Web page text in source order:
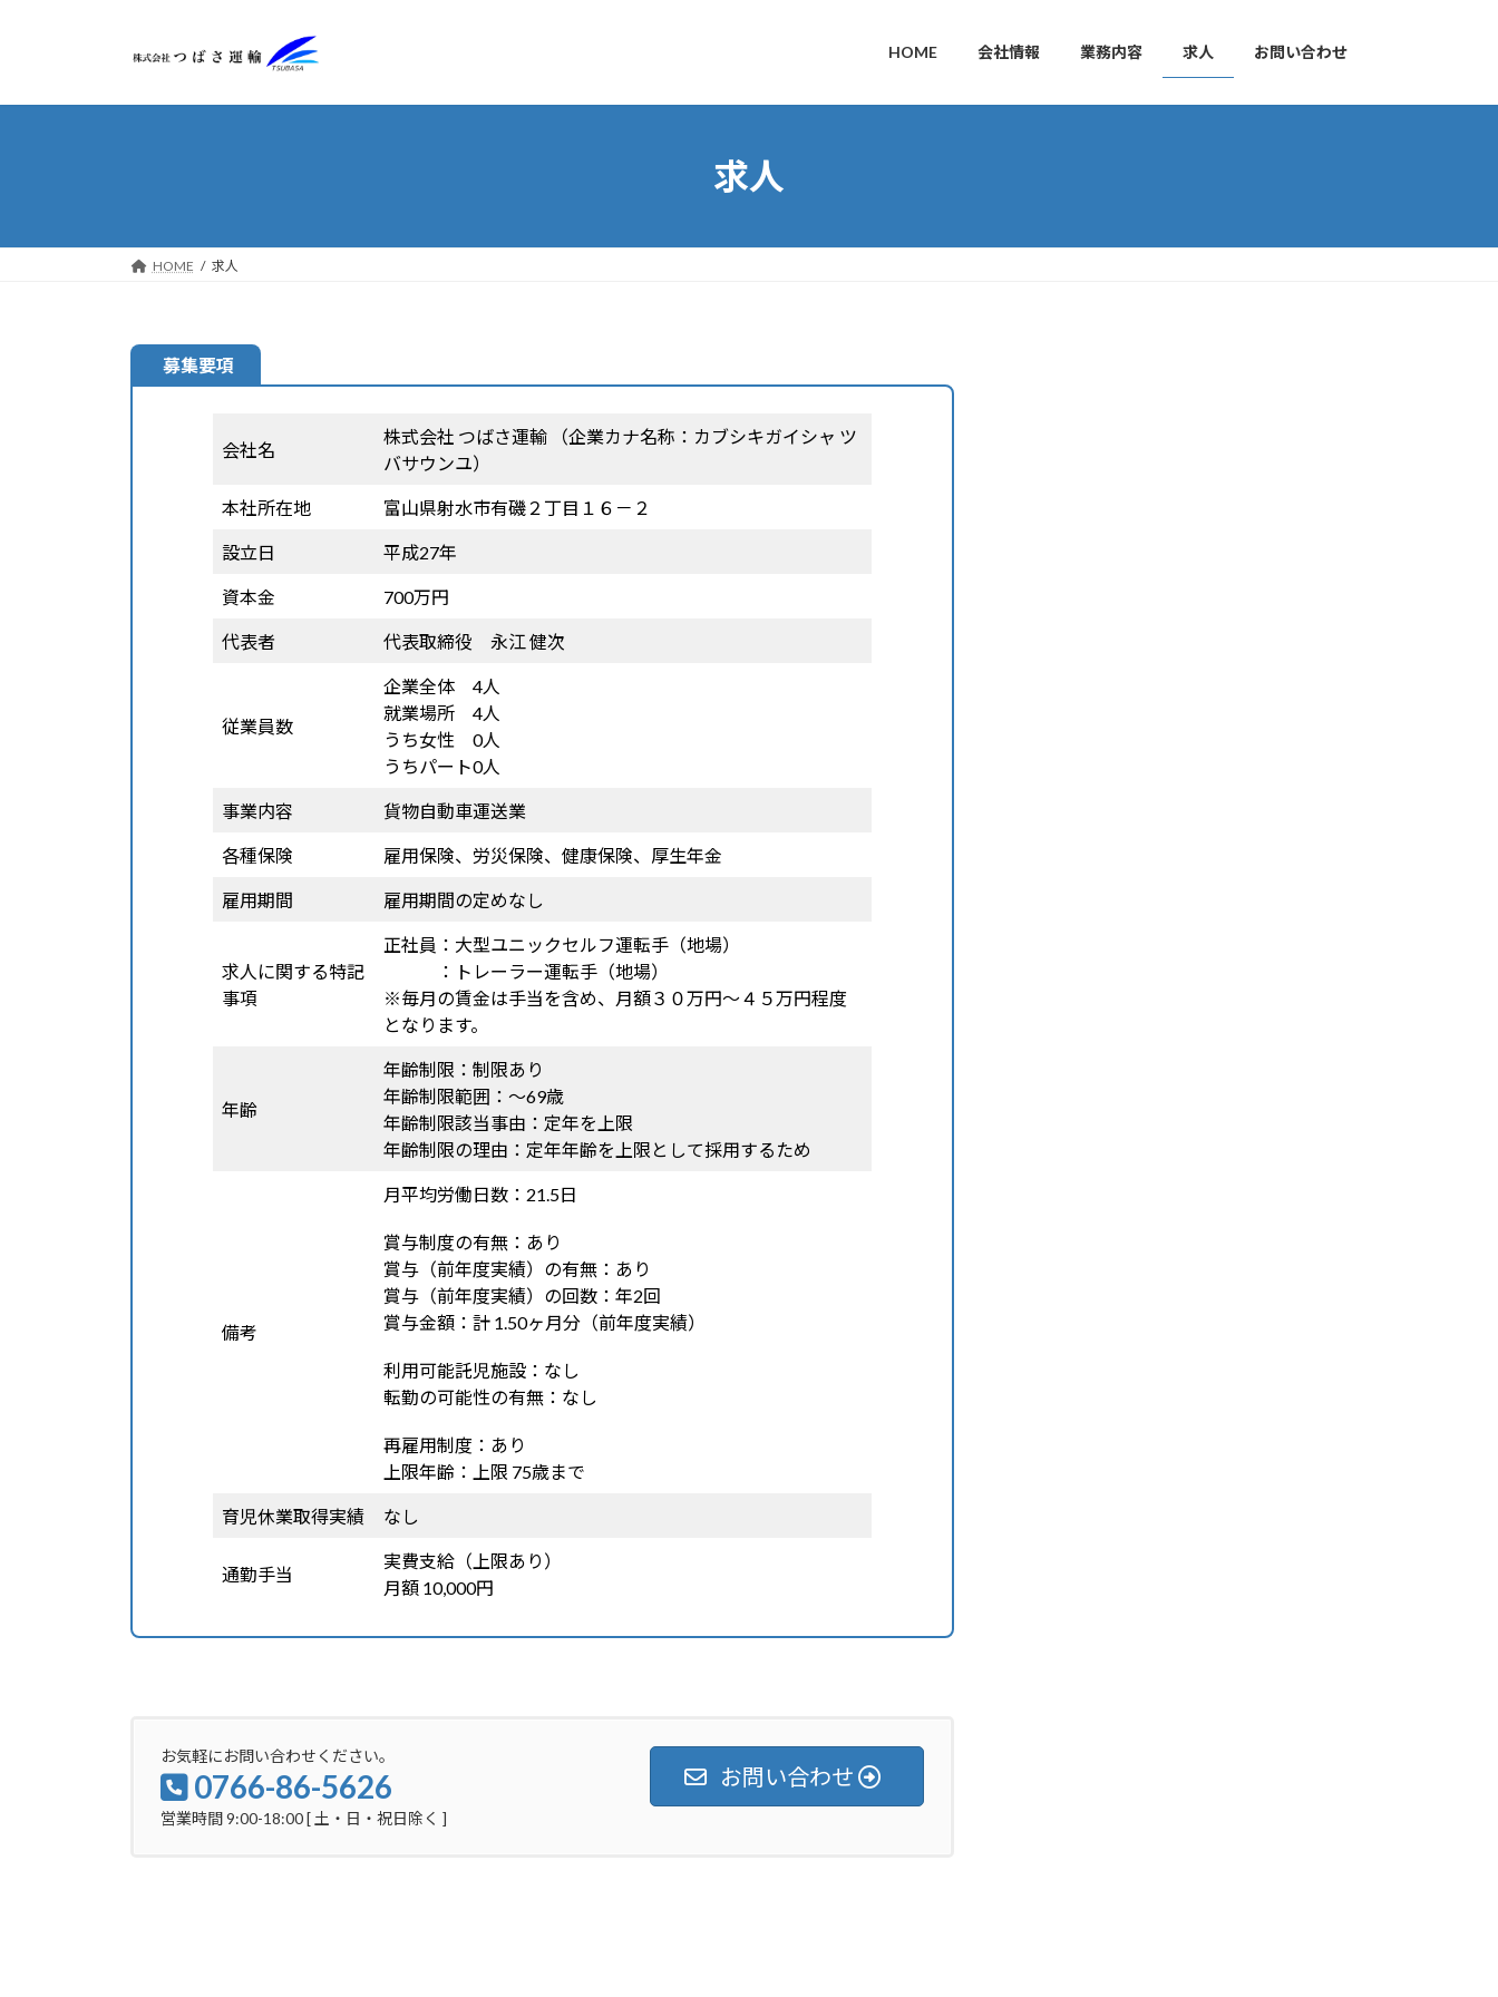
プ
動
HOME 会社情報 業務内容 求人 お問い合わせ
求人
HOME 求人
募集要項
会社名
株式会社 つばさ運輸 （企業カナ名称：カブシキガイシャ ツ
バサウンユ）
本社所在地 富山県射水市有磯２丁目１６－２
設立日 平成27年
資本金 700万円
代表者 代表取締役 永江 健次
従業員数
企業全体 4人
就業場所 4人
うち女性 0人
うちパート0人
事業内容 貨物自動車運送業
各種保険 雇用保険、労災保険、健康保険、厚生年金
雇用期間 雇用期間の定めなし
求人に関する特記
事項
正社員：大型ユニックセルフ運転手（地場）
：トレーラー運転手（地場）
※毎月の賃金は手当を含め、月額３０万円～４５万円程度
となります。
年齢
年齢制限：制限あり
年齢制限範囲：〜69歳
年齢制限該当事由：定年を上限
年齢制限の理由：定年年齢を上限として採用するため
備考
月平均労働日数：21.5日
賞与制度の有無：あり
賞与（前年度実績）の有無：あり
賞与（前年度実績）の回数：年2回
賞与金額：計 1.50ヶ月分（前年度実績）
利用可能託児施設：なし
転勤の可能性の有無：なし
再雇用制度：あり
上限年齢：上限 75歳まで
育児休業取得実績 なし
通勤手当
実費支給（上限あり）
月額 10,000円
お気軽にお問い合わせください。
0766-86-5626
営業時間 9:00-18:00 [ 土・日・祝日除く ]
お問い合わせ